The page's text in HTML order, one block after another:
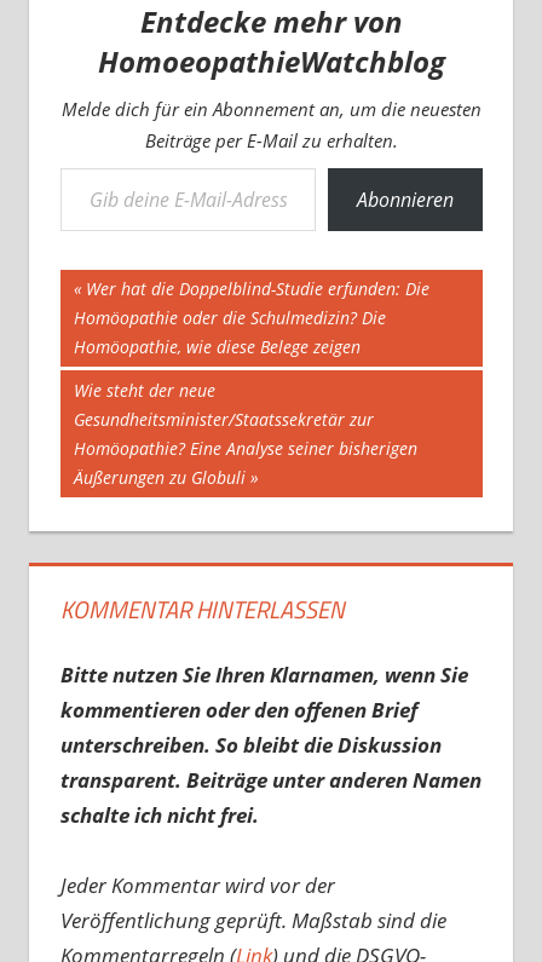
Entdecke mehr von
HomoeopathieWatchblog
Melde dich für ein Abonnement an, um die neuesten
Beiträge per E-Mail zu erhalten.
Gib deine E-Mail-Adresse ein ...
Abonnieren
Beitragsnavigation
Vorheriger
Beitrag:
Wer hat die Doppelblind-Studie erfunden: Die
Homöopathie oder die Schulmedizin? Die
Homöopathie, wie diese Belege zeigen
Nächster
Beitrag:
Wie steht der neue
Gesundheitsminister/Staatssekretär zur
Homöopathie? Eine Analyse seiner bisherigen
Äußerungen zu Globuli
KOMMENTAR HINTERLASSEN
Bitte nutzen Sie Ihren Klarnamen, wenn Sie
kommentieren oder den offenen Brief
unterschreiben. So bleibt die Diskussion
transparent. Beiträge unter anderen Namen
schalte ich nicht frei.
Jeder Kommentar wird vor der
Veröffentlichung geprüft. Maßstab sind die
Kommentarregeln (Link) und die DSGVO-